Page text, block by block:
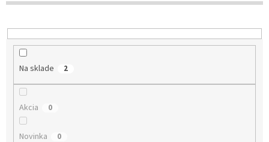
d
Na sklade 2
Akcia 0
Novinka 0